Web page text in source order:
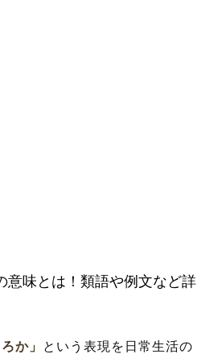
意味とは！類語や例文など詳
か」
という表現を日常生活の